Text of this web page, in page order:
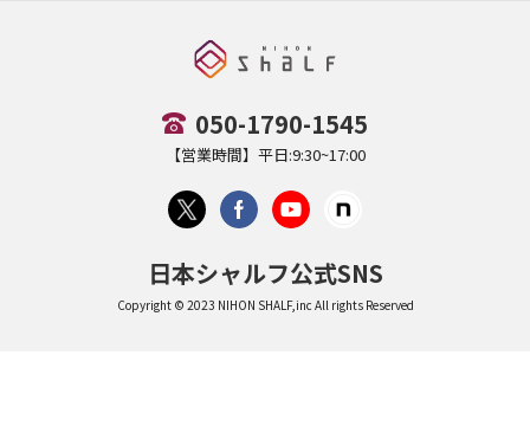
050-1790-1545
【営業時間】平日:9:30~17:00
日本シャルフ公式SNS
Copyright © 2023 NIHON SHALF,inc All rights Reserved